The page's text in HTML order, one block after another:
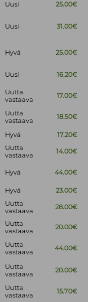
Uusi
25.00€
Uusi 31.00€
Hyvä 25.00€
Uusi 16.20€
Uutta
vastaava
17.00€
Uutta
vastaava
18.50€
Hyvä 17.20€
Uutta
vastaava
14.00€
Hyvä 44.00€
Hyvä 23.00€
Uutta
vastaava
28.00€
Uutta
vastaava
20.00€
Uutta
vastaava
44.00€
Uutta
vastaava
20.00€
Uutta
vastaava
15.70€